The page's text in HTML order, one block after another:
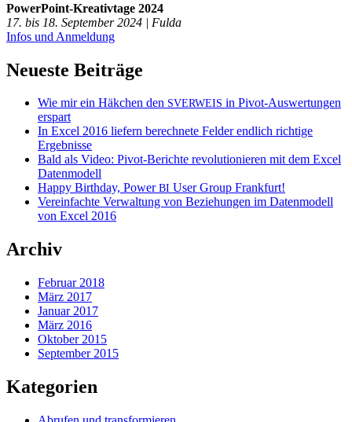
PowerPoint-Kreativtage 2024
17. bis 18. September 2024 | Fulda
Infos und Anmeldung
Neueste Beiträge
Wie mir ein Häkchen den SVERWEIS in Pivot-Auswertungen
erspart
In Excel 2016 liefern berechnete Felder endlich richtige
Ergebnisse
Bald als Video: Pivot-Berichte revolutionieren mit dem Excel
Datenmodell
Happy Birthday, PowerBI User Group Frankfurt!
Vereinfachte Verwaltung von Beziehungen im Datenmodell
von Excel 2016
Archiv
Februar 2018
März 2017
Januar 2017
März 2016
Oktober 2015
September 2015
Kategorien